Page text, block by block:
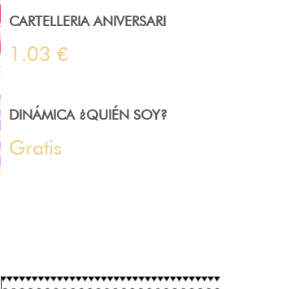
CARTELLERIA ANIVERSARI
1.03 €
DINÁMICA ¿QUIÉN SOY?
Gratis